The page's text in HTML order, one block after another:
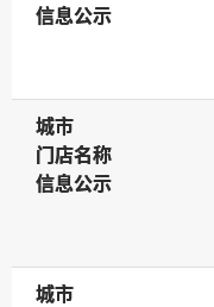
信息公示
信息公示
城市
城市
门店名称
门店名称
信息公示
信息公示
城市
城市